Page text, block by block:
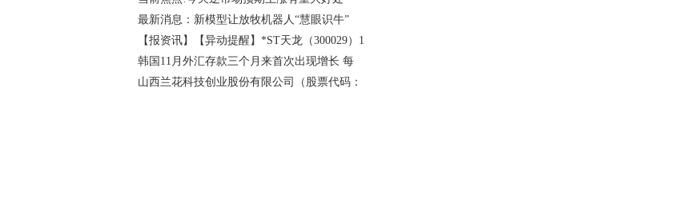
最新消息：新模型让放牧机器人“慧眼识牛”
【报资讯】【异动提醒】*ST天龙（300029）1
韩国11月外汇存款三个月来首次出现增长 每
山西兰花科技创业股份有限公司（股票代码：